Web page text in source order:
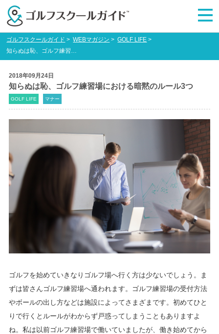
ゴルフスクールガイド > WEBマガジン > GOLF LIFE >
知らぬは恥、ゴルフ練習場における暗黙のルール3つ
2018年09月24日
知らぬは恥、ゴルフ練習場における暗黙のルール3つ
GOLF LIFE マナー
ゴルフを始めていきなりゴルフ場へ行く方は少ないでしょう。ま
ずは皆さんゴルフ練習場へ通われます。ゴルフ練習場の受付方法
やボールの出し方などは施設によってさまざまです。初めてひと
りで行くとルールがわからず戸惑ってしまうこともありますよ
ね。私は以前ゴルフ練習場で働いていましたが、働き始めてから